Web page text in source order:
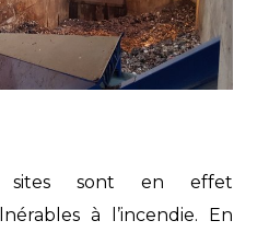
sont en effet
à l’incendie. En